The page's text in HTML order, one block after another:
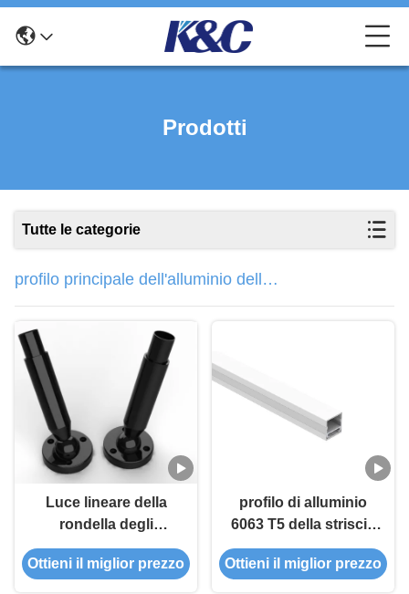
Prodotti
Tutte le categorie
profilo principale dell'alluminio della
striscia
Luce lineare della
rondella degli
accessori del sistema
di illuminazione
Ottieni il miglior prezzo
profilo di alluminio
6063 T5 della striscia
di lunghezza LED di
2.5m con il diffusore
Ottieni il miglior prezzo